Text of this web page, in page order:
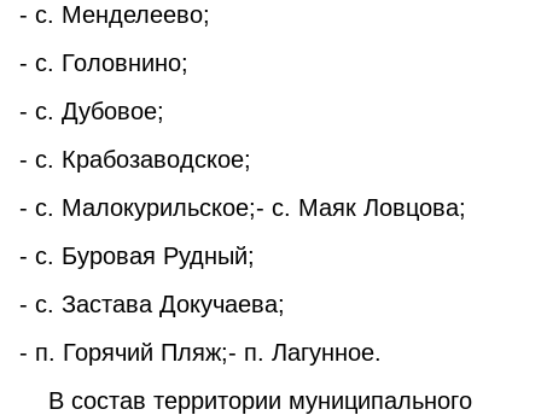
- с. Менделеево;
- с. Головнино;
- с. Дубовое;
- с. Крабозаводское;
- с. Малокурильское;- с. Маяк Ловцова;
- с. Буровая Рудный;
- с. Застава Докучаева;
- п. Горячий Пляж;- п. Лагунное.
В состав территории муниципального